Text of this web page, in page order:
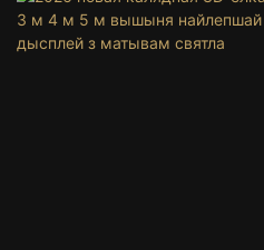
шарм вашай прасторы на Дзень